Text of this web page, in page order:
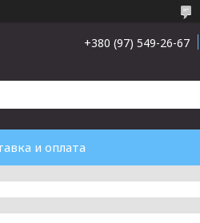
+380 (97) 549-26-67
и оплата